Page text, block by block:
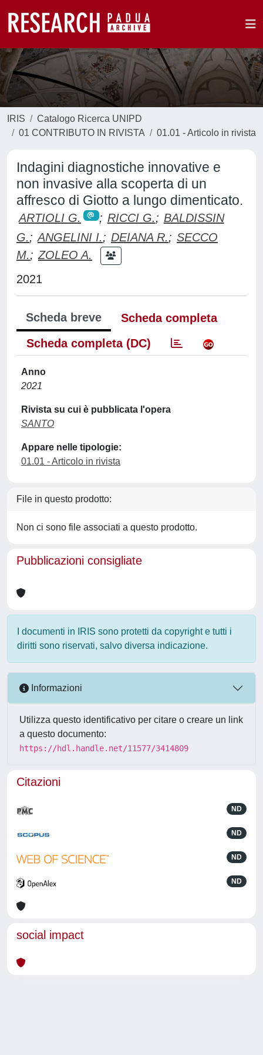
IRIS
Catalogo Ricerca UNIPD
01 CONTRIBUTO IN RIVISTA
01.01 - Articolo in rivista
Indagini diagnostiche innovative e
non invasive alla scoperta di un
affresco di Giotto a lungo dimenticato.
ARTIOLI G. ; RICCI G.; BALDISSIN
G.; ANGELINI I.; DEIANA R.; SECCO
M.; ZOLEO A.
2021
Scheda breve
Scheda completa
Scheda completa (DC)
Anno
2021
Rivista su cui è pubblicata l'opera
SANTO
Appare nelle tipologie:
01.01 - Articolo in rivista
File in questo prodotto:
Non ci sono file associati a questo prodotto.
Pubblicazioni consigliate
I documenti in IRIS sono protetti da copyright e tutti i
diritti sono riservati, salvo diversa indicazione.
Informazioni
Utilizza questo identificativo per citare o creare un link
a questo documento:
https://hdl.handle.net/11577/3414809
Citazioni
ND
ND
ND
ND
social impact